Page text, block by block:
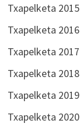
Txapelketa 2015
Txapelketa 2016
Txapelketa 2017
Txapelketa 2018
Txapelketa 2019
Txapelketa 2020